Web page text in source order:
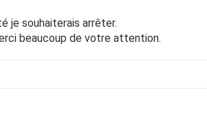
je souhaiterais arrêter.
beaucoup de votre attention.